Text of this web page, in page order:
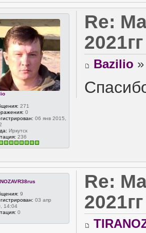
271
0
06 янв 2015,
Иркутск
236
Re:
2021гг
Bazilio
9
03 апр
14:04
0
Re:
2021гг